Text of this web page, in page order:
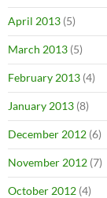
April 2013 (5)
March 2013 (5)
February 2013 (4)
January 2013 (8)
December 2012 (6)
November 2012 (7)
October 2012 (4)